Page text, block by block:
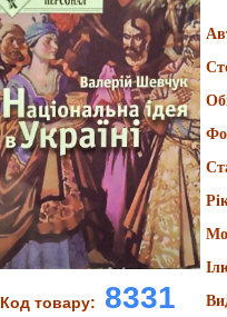
Код товару: 8331